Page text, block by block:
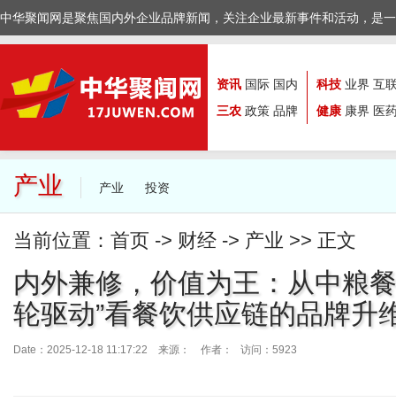
中华聚闻网是聚焦国内外企业品牌新闻，关注企业最新事件和活动，是
资讯 国际 国内
三农 政策 品牌
科技 业界 互
健康 康界 医
产业 产业 投资
当前位置： 首页 -> 财经 -> 产业 >> 正文
内外兼修，价值为王：从中粮
轮驱动”看餐饮供应链的品牌升
Date：2025-12-18 11:17:22 来源： 作者： 访问：5923